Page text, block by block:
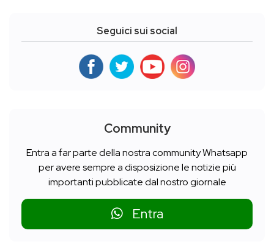
Seguici sui social
Community
Entra a far parte della nostra community Whatsapp
per avere sempre a disposizione le notizie più
importanti pubblicate dal nostro giornale
Entra